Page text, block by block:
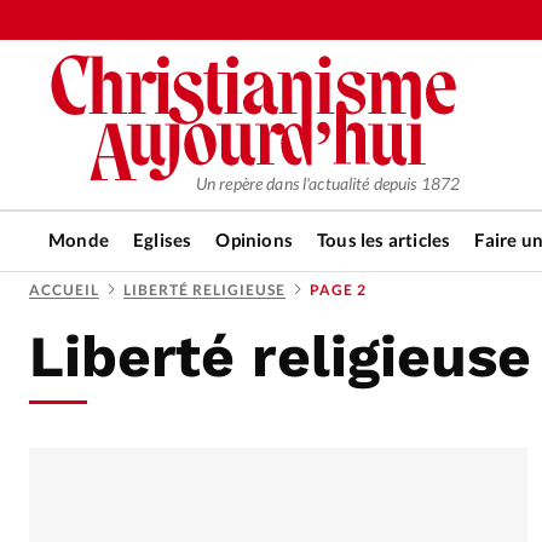
Un repère dans l'actualité depuis 1872
Monde Eglises Opinions Tous les articles Faire
RUBRIQUES
Tous les articles
Actualité
ACCUEIL LIBERTÉ RELIGIEUSE PAGE 2
Liberté religieuse